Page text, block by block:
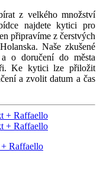
z velkého množství
najdete kytici pro
připravíme z čerstvých
Naše zkušené
o doručení do města
Ke kytici lze přiložit
a zvolit datum a čas
Raffaello